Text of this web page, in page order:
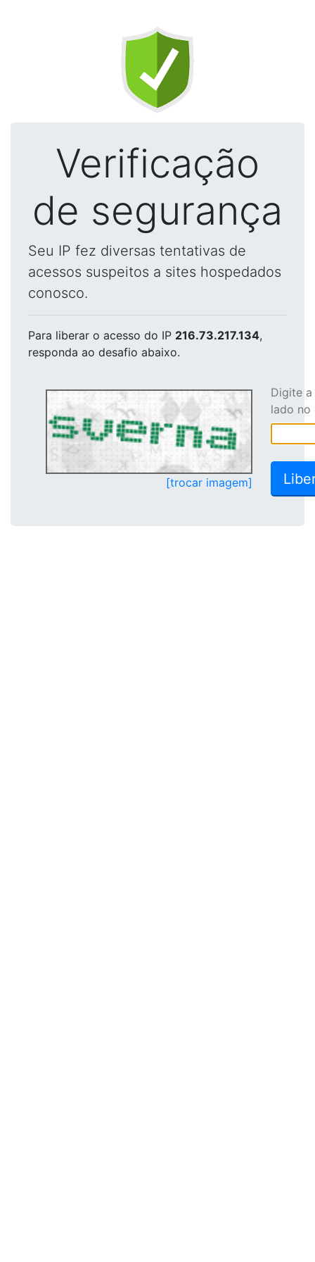
Verificação
de segurança
Seu IP fez diversas tentativas de
acessos suspeitos a sites hospedados
conosco.
Para liberar o acesso do IP 216.73.217.134,
responda ao desafio abaixo.
[trocar imagem]
Digite
lado no